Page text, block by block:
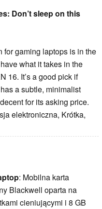
Don’t sleep on this
for gaming laptops is in the
what it takes in the
16. It’s a good pick if
a subtle, minimalist
for its asking price.
elektroniczna, Krótka,
: Mobilna karta
Blackwell oparta na
cieniującymi i 8 GB